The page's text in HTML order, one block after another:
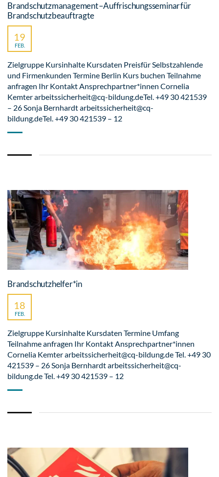
Brandschutzmanagement – Auffrischungsseminar für
Brandschutzbeauftragte
19
FEB.
Zielgruppe Kursinhalte Kursdaten Preisfür Selbstzahlende
und Firmenkunden Termine Berlin Kurs buchen Teilnahme
anfragen Ihr Kontakt Ansprechpartner*innen Cornelia
Kemter arbeitssicherheit@cq-bildung.deTel. +49 30 421539
– 26 Sonja Bernhardt arbeitssicherheit@cq-
bildung.deTel. +49 30 421539 – 12
Brandschutzhelfer*in
18
FEB.
Zielgruppe Kursinhalte Kursdaten Termine Umfang
Teilnahme anfragen Ihr Kontakt Ansprechpartner*innen
Cornelia Kemter arbeitssicherheit@cq-bildung.de Tel. +49 30
421539 – 26 Sonja Bernhardt arbeitssicherheit@cq-
bildung.de Tel. +49 30 421539 – 12